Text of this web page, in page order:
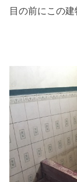
目の前にこの建